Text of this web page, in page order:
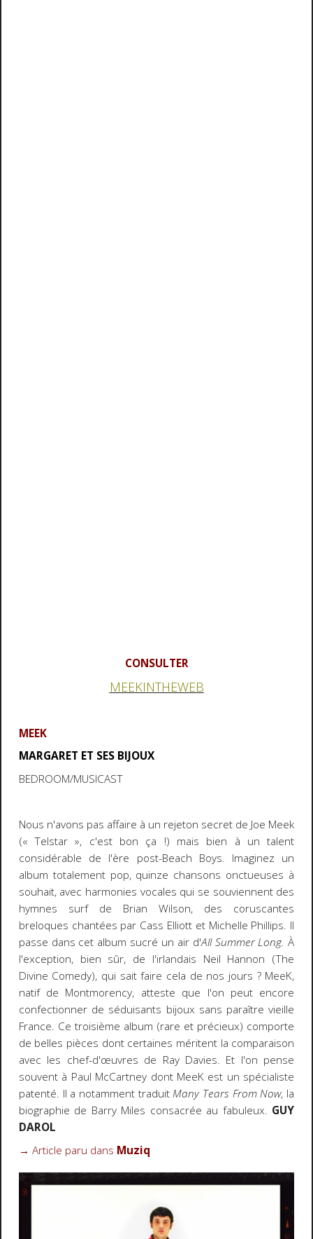
CONSULTER
MEEKINTHEWEB
MEEK
MARGARET ET SES BIJOUX
BEDROOM/MUSICAST
Nous n'avons pas affaire à un rejeton secret de Joe Meek
(« Telstar », c'est bon ça !) mais bien à un talent
considérable de l'ère post-Beach Boys. Imaginez un
album totalement pop, quinze chansons onctueuses à
souhait, avec harmonies vocales qui se souviennent des
hymnes surf de Brian Wilson, des coruscantes
breloques chantées par Cass Elliott et Michelle Phillips. Il
passe dans cet album sucré un air d'All Summer Long. À
l'exception, bien sûr, de l'irlandais Neil Hannon (The
Divine Comedy), qui sait faire cela de nos jours ? MeeK,
natif de Montmorency, atteste que l'on peut encore
confectionner de séduisants bijoux sans paraître vieille
France. Ce troisième album (rare et précieux) comporte
de belles pièces dont certaines méritent la comparaison
avec les chef-d'œuvres de Ray Davies. Et l'on pense
souvent à Paul McCartney dont MeeK est un spécialiste
patenté. Il a notamment traduitMany Tears From Now, la
biographie de Barry Miles consacrée au fabuleux. GUY
DAROL
→ Article paru dans Muziq